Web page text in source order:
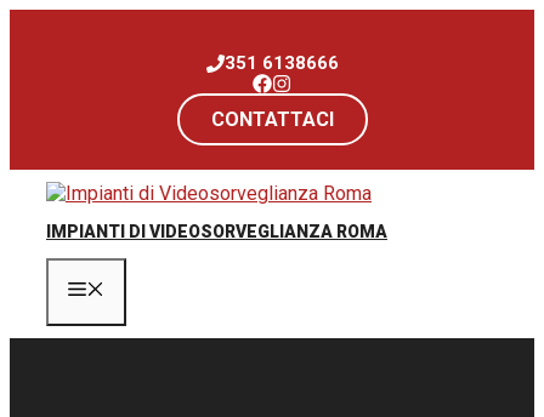
351 6138666
CONTATTACI
IMPIANTI DI VIDEOSORVEGLIANZA ROMA